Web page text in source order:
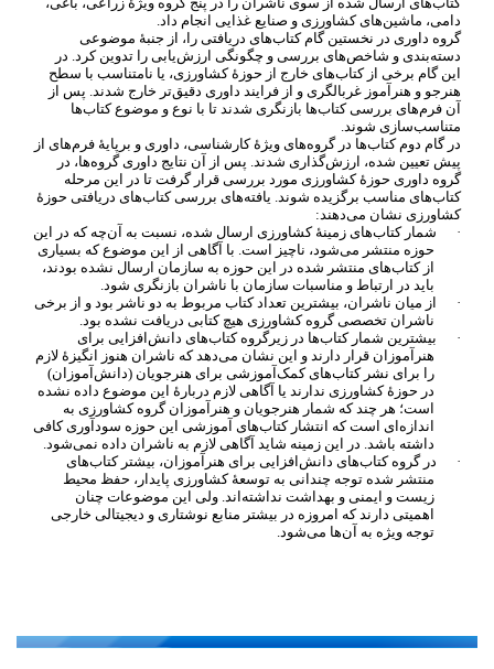
دامی، ماشینهای کشاورزی و صنایع غذایی انجام داد.
گروه داوری در نخستین گام کتابهای دریافتی را، از جنبۀ موضوعی
دستهبندی و شاخصهای بررسی و چگونگی ارزشیابی را تدوین کرد. در
این گام برخی از کتابهای خارج از حوزۀ کشاورزی، یا نامتناسب با سطح
هنرجو و هنرآموز غربالگری و از فرایند داوری دقیقتر خارج شدند. پس از
آن فرمهای بررسی کتابها بازنگری شدند تا با نوع و موضوع کتابها
متناسبسازی شوند.
در گام دوم کتابها در گروههای ویژۀ کارشناسی، داوری و برپایۀ فرمهای از
پیش تعیین شده، ارزشگذاری شدند. پس از آن نتایج داوری گروهها، در
گروه داوری حوزۀ کشاورزی مورد بررسی قرار گرفت تا در این مرحله
کتابهای مناسب برگزیده شوند. یافتههای بررسی کتابهای دریافتی حوزۀ
کشاورزی نشان میدهند:
·
شمار کتابهای زمینۀ کشاورزی ارسال شده، نسبت به آنچه که در این
حوزه منتشر میشود، ناچیز است. با آگاهی از این موضوع که بسیاری
از کتابهای منتشر شده در این حوزه به سازمان ارسال نشده بودند،
باید در ارتباط و مناسبات سازمان با ناشران بازنگری شود.
·
از میان ناشران، بیشترین تعداد کتاب مربوط به دو ناشر بود و از برخی
ناشران تخصصی گروه کشاورزی هیچ کتابی دریافت نشده بود.
·
بیشترین شمار کتابها در زیرگروه کتابهای دانش افزایی برای
هنرآموزان قرار دارند و این نشان میدهد که ناشران هنوز انگیزۀ لازم
را برای نشر کتابهای کمکآموزشی برای هنرجویان (دانش آموزان)
در حوزۀ کشاورزی ندارند یا آگاهی لازم دربارۀ این موضوع داده نشده
است؛ هر چند که شمار هنرجویان و هنرآموزان گروه کشاورزی به
اندازه ای است که انتشار کتابهای آموزشی این حوزه سودآوری کافی
داشته باشد. در این زمینه شاید آگاهی لازم به ناشران داده نمیشود.
·
در گروه کتابهای دانش افزایی برای هنرآموزان، بیشتر کتابهای
منتشر شده توجه چندانی به توسعۀ کشاورزی پایدار، حفظ محیط
زیست و ایمنی و بهداشت نداشته اند. ولی این موضوعات چنان
اهمیتی دارند که امروزه در بیشتر منابع نوشتاری و دیجیتالی خارجی
توجه ویژه به آنها میشود.